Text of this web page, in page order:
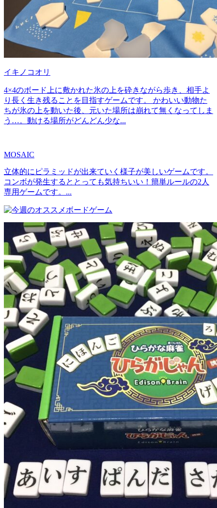
イキノコオリ
4×4のボード上に敷かれた氷の上を砕きながら歩き、相手よ
り長く生き残ることを目指すゲームです。 かわいい動物た
ちが氷の上を動いた後、元いた場所は崩れて無くなってしま
う…。動ける場所がどんどん少な...
MOSAIC
立体的にピラミッドが出来ていく様子が美しいゲームです。
コンボが発生するととっても気持ちいい！簡単ルールの2人
専用ゲームです。...